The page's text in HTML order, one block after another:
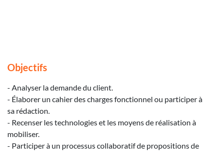
Objectifs
- Analyser la demande du client.
- Élaborer un cahier des charges fonctionnel ou participer à
sa rédaction.
- Recenser les technologies et les moyens de réalisation à
mobiliser.
- Participer à un processus collaboratif de propositions de